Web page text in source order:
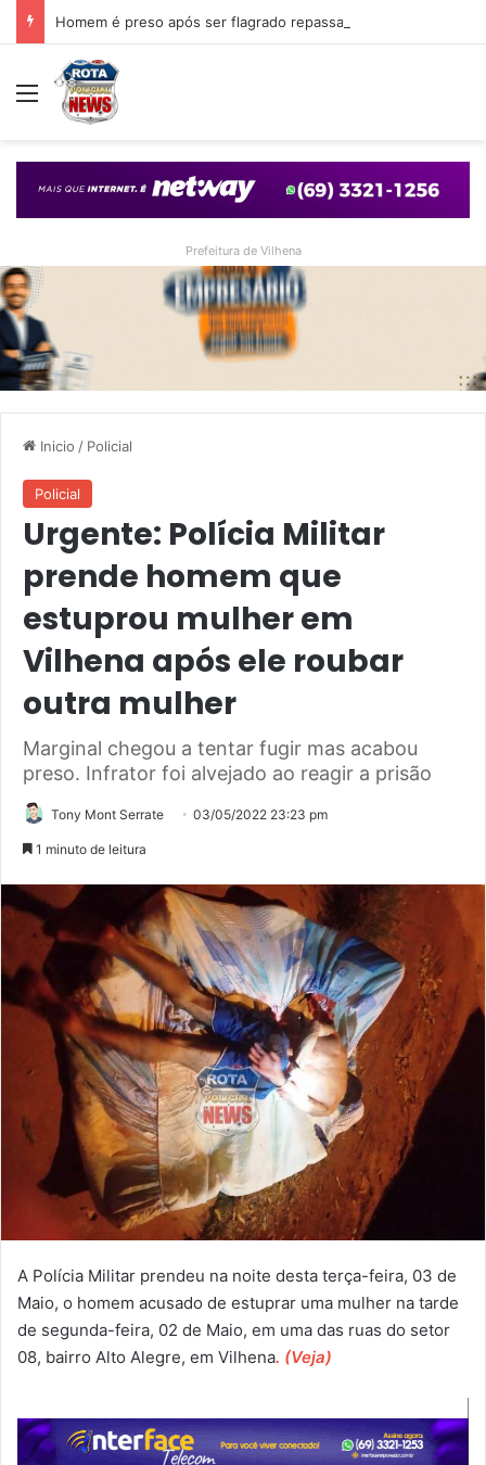
Menu
Prefeitura de Vilhena
Inicio / Policial
Policial
Urgente: Polícia Militar
prende homem que
estuprou mulher em
Vilhena após ele roubar
outra mulher
Marginal chegou a tentar fugir mas acabou
preso. Infrator foi alvejado ao reagir a prisão
Tony Mont Serrate 03/05/2022 23:23 pm
1 minuto de leitura
A Polícia Militar prendeu na noite desta terça-feira, 03 de
Maio, o homem acusado de estuprar uma mulher na tarde
de segunda-feira, 02 de Maio, em uma das ruas do setor
08, bairro Alto Alegre, em Vilhena. (Veja)